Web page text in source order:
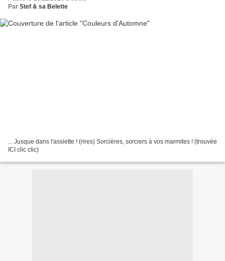
Par Stef & sa Belette
... Jusque dans l'assiette ! (rires) Sorcières, sorciers à vos marmites ! (trouvée
ICI clic clic)